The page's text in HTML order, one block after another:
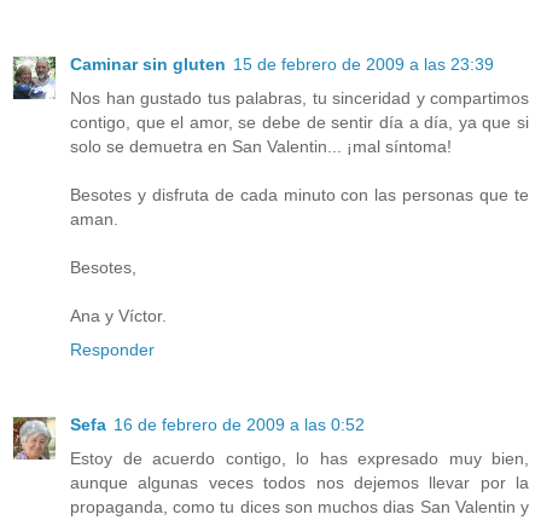
Caminar sin gluten 15 de febrero de 2009 a las 23:39
Nos han gustado tus palabras, tu sinceridad y compartimos
contigo, que el amor, se debe de sentir día a día, ya que si
solo se demuetra en San Valentin... ¡mal síntoma!
Besotes y disfruta de cada minuto con las personas que te
aman.
Besotes,
Ana y Víctor.
Responder
Sefa 16 de febrero de 2009 a las 0:52
Estoy de acuerdo contigo, lo has expresado muy bien,
aunque algunas veces todos nos dejemos llevar por la
propaganda, como tu dices son muchos dias San Valentin y